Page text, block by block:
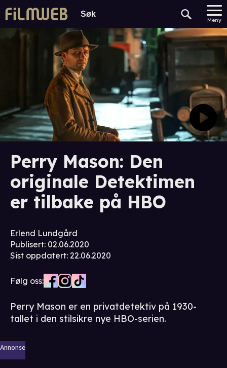
Meny
Perry Mason: Den
originale Detektimen
er tilbake på HBO
Erlend Lundgård
Publisert: 02.06.2020
Sist oppdatert: 22.06.2020
Følg oss:
Perry Mason er en privatdetektiv på 1930-
tallet i den stilsikre nye HBO-serien.
Annonse